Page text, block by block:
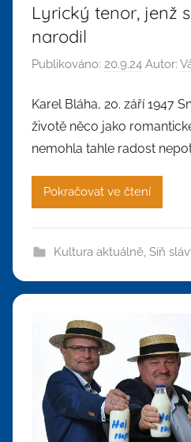
Lyrický tenor, jenž
narodil
Publikováno: 20.9.24 Autor:
Karel Bláha, 20. září 1947
životě něco jako
nemohla tahle radost
Pokračovat ve čtení
Kultura aktuálně, Síň